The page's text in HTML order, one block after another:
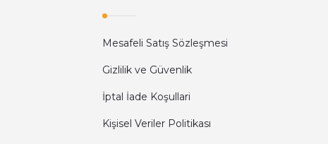
Mesafeli Satış Sözleşmesi
Gizlilik ve Güvenlik
İptal İade Koşullari
Kişisel Veriler Politikası